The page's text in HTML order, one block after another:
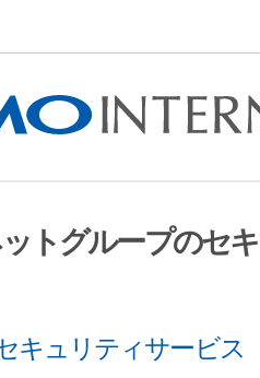
トグループのセ
キュリティサービス